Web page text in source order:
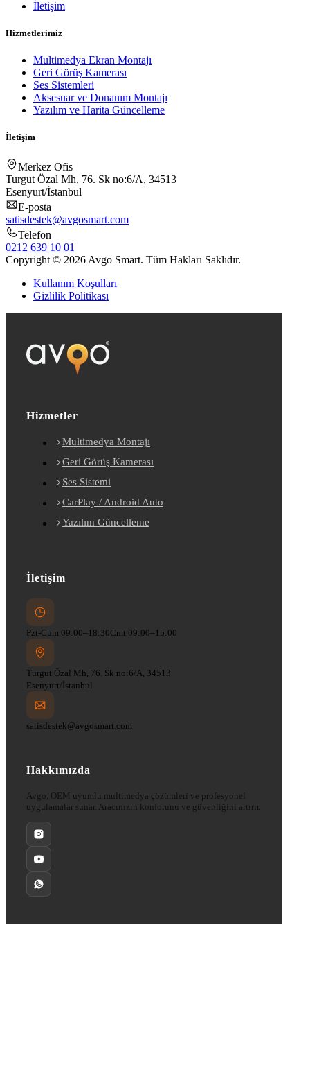
İletişim
Hizmetlerimiz
Multimedya Ekran Montajı
Geri Görüş Kamerası
Ses Sistemleri
Aksesuar ve Donanım Montajı
Yazılım ve Harita Güncelleme
İletişim
Merkez Ofis
Turgut Özal Mh, 76. Sk no:6/A, 34513
Esenyurt/İstanbul
E-posta
satisdestek@avgosmart.com
Telefon
0212 639 10 01
Copyright © 2026 Avgo Smart. Tüm Hakları Saklıdır.
Kullanım Koşulları
Gizlilik Politikası
Hizmetler
Multimedya Montajı
Geri Görüş Kamerası
Ses Sistemi
CarPlay / Android Auto
Yazılım Güncelleme
İletişim
Pzt-Cum 09:00–18:30Cmt 09:00–15:00
Turgut Özal Mh, 76. Sk no:6/A, 34513
Esenyurt/İstanbul
satisdestek@avgosmart.com
Hakkımızda
Avgo, OEM uyumlu multimedya çözümleri ve profesyonel
uygulamalar sunar. Aracınızın konforunu ve güvenliğini artırır.